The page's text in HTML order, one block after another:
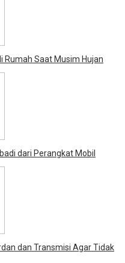
Rumah Saat Musim Hujan
dari Perangkat Mobil
dan Transmisi Agar Tidak